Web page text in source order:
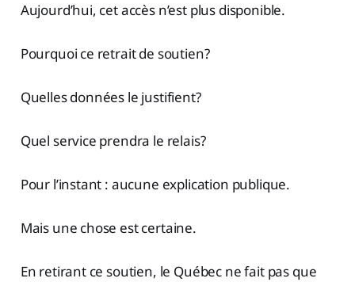
Aujourd’hui, cet accès n’est plus disponible.
Pourquoi ce retrait de soutien?
Quelles données le justifient?
Quel service prendra le relais?
Pour l’instant : aucune explication publique.
Mais une chose est certaine.
En retirant ce soutien, le Québec ne fait pas que